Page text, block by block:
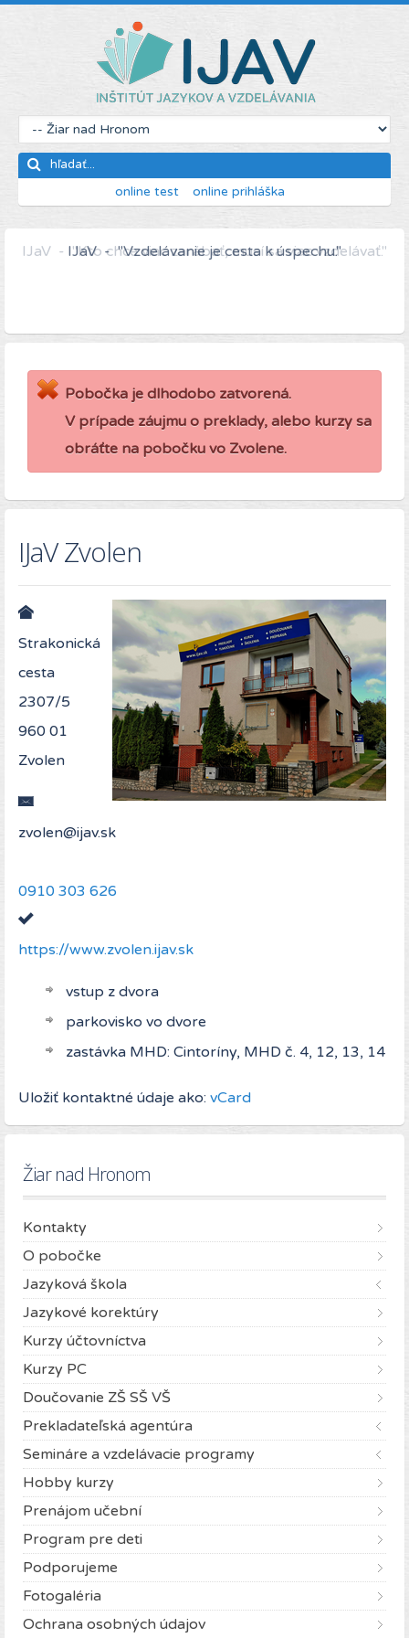
online test online prihláška
IJaV - "Kto chce viac zarábať, musí sa viac vzdelávať."
Pobočka je dlhodobo zatvorená.
V prípade záujmu o preklady, alebo kurzy sa
obráťte na pobočku vo Zvolene.
IJaV Zvolen
Strakonická
cesta
2307/5
960 01
Zvolen
0910 303 626
https://www.zvolen.ijav.sk
vstup z dvora
parkovisko vo dvore
zastávka MHD: Cintoríny, MHD č. 4, 12, 13, 14
Uložiť kontaktné údaje ako: vCard
Žiar nad Hronom
Kontakty
O pobočke
Jazyková škola
Jazykové korektúry
Kurzy účtovníctva
Kurzy PC
Doučovanie ZŠ SŠ VŠ
Prekladateľská agentúra
Semináre a vzdelávacie programy
Hobby kurzy
Prenájom učební
Program pre deti
Podporujeme
Fotogaléria
Ochrana osobných údajov